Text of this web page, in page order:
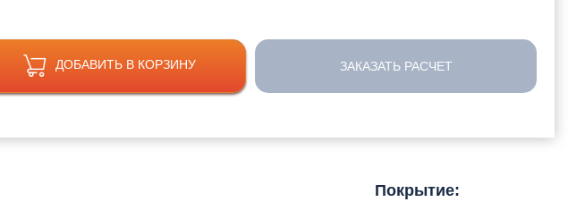
ДОБАВИТЬ В КОРЗИНУ ЗАКАЗАТЬ РАСЧЕТ
Покрытие: